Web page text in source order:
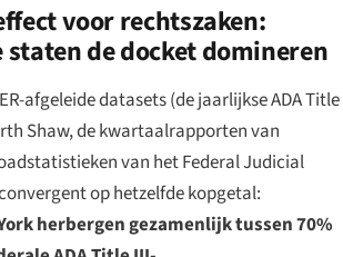
voor rechtszaken:
de docket domineren
afgeleide datasets (de jaarlijkse ADA Title
Shaw, de kwartaalrapporten van
van het Federal Judicial
op hetzelfde kopgetal:
herbergen gezamenlijk tussen 70%